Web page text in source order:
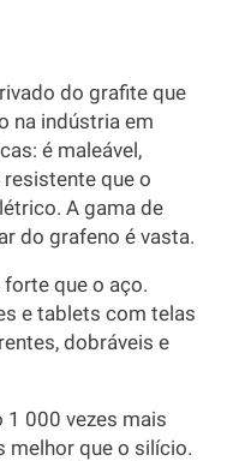
do grafite que
na indústria em
é maleável,
que o
A gama de
do grafeno é vasta.
forte que o aço.
e tablets com telas
dobráveis e
1 000 vezes mais
melhor que o silício.